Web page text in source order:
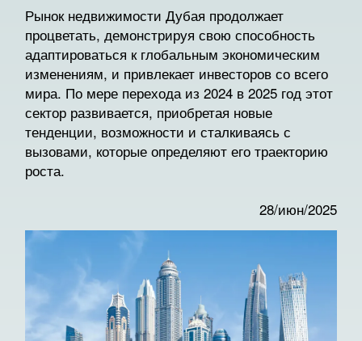
Рынок недвижимости Дубая продолжает
процветать, демонстрируя свою способность
адаптироваться к глобальным экономическим
изменениям, и привлекает инвесторов со всего
мира. По мере перехода из 2024 в 2025 год этот
сектор развивается, приобретая новые
тенденции, возможности и сталкиваясь с
вызовами, которые определяют его траекторию
роста.
28/июн/2025